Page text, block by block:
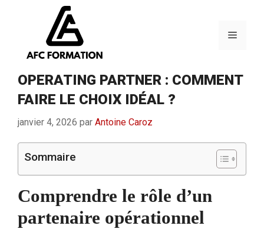
Menu
OPERATING PARTNER : COMMENT
FAIRE LE CHOIX IDÉAL ?
janvier 4, 2026 par Antoine Caroz
Sommaire
Comprendre le rôle d’un
partenaire opérationnel